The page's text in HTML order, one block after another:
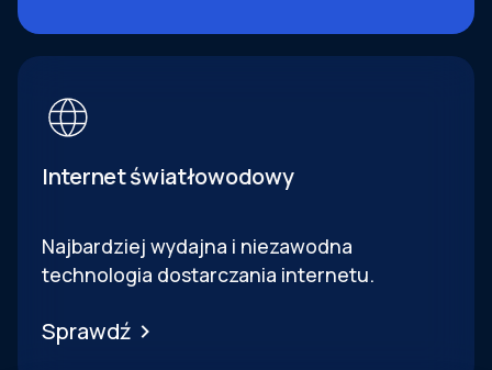
Internet światłowodowy
Najbardziej wydajna i niezawodna
technologia dostarczania internetu.
Sprawdź